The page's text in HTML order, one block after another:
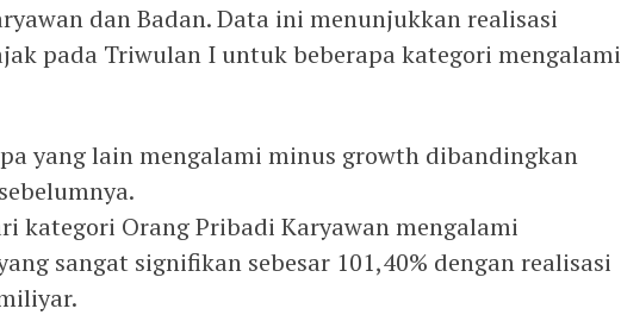
dan Badan. Data ini menunjukkan realisasi
pada Triwulan I untuk beberapa kategori mengalami
yang lain mengalami minus growth dibandingkan
kategori Orang Pribadi Karyawan mengalami
sangat signifikan sebesar 101,40% dengan realisasi